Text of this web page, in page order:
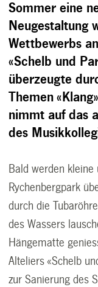
Sommer eine
Neugestaltung
Wettbewerbs
«Schelb und
überzeugte
Themen
nimmt auf das
des
Bald werden
Rychenbergpark
durch die
des Wassers
Hängematte
Alteliers «Schelb
zur Sanierung des